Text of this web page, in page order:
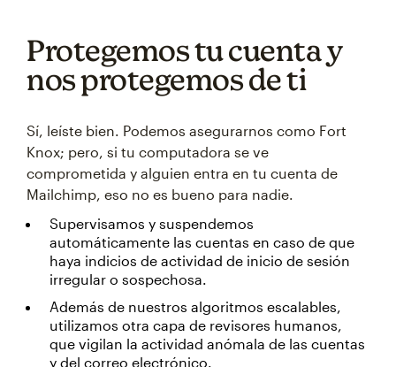
Protegemos tu cuenta y
nos protegemos de ti
Sí, leíste bien. Podemos asegurarnos como Fort
Knox; pero, si tu computadora se ve
comprometida y alguien entra en tu cuenta de
Mailchimp, eso no es bueno para nadie.
Supervisamos y suspendemos
automáticamente las cuentas en caso de que
haya indicios de actividad de inicio de sesión
irregular o sospechosa.
Además de nuestros algoritmos escalables,
utilizamos otra capa de revisores humanos,
que vigilan la actividad anómala de las cuentas
y del correo electrónico.